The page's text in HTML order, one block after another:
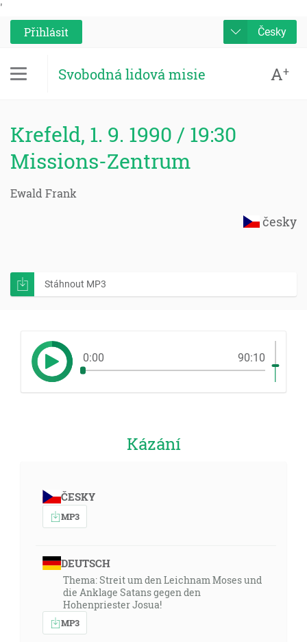
'
Přihlásit
Česky
Svobodná lidová misie A+
Krefeld, 1. 9. 1990 / 19:30
Missions-Zentrum
Ewald Frank
česky
Stáhnout MP3
0:00 90:10
Kázání
ČESKY
MP3
DEUTSCH
Thema: Streit um den Leichnam Moses und
die Anklage Satans gegen den
Hohenpriester Josua!
MP3